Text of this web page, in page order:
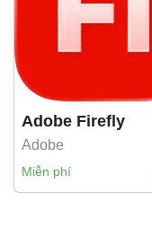
Adobe Firefly
Adobe
Miễn phí